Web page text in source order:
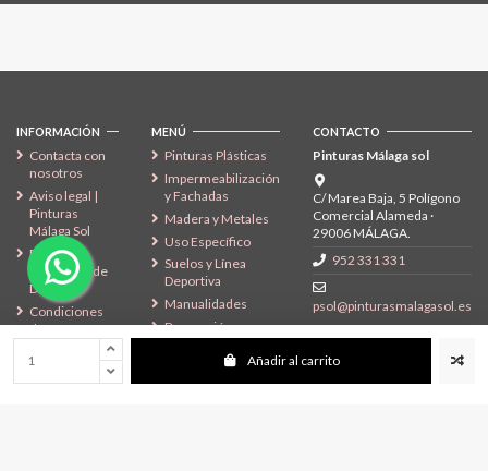
Añadir al carrito
INFORMACIÓN
Contacta con
nosotros
Aviso legal |
Pinturas
Málaga Sol
Política de
Privacidad de
Datos
Condiciones
de Envío y
Política de
Cookies
MENÚ
Pinturas Plásticas
Impermeabilización
y Fachadas
Madera y Metales
Uso Específico
Suelos y Línea
Deportiva
Manualidades
Decoración
CONTACTO
Pinturas Málaga sol
C/ Marea Baja, 5 Polígono
Comercial Alameda ·
29006 MÁLAGA.
952 331 331
psol@pinturasmalagasol.es